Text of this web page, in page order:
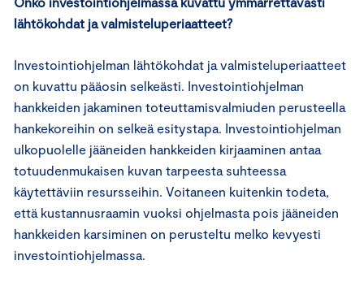
lähtökohdat ja valmisteluperiaatteet?
Investointiohjelman lähtökohdat ja valmisteluperiaatteet
on kuvattu pääosin selkeästi. Investointiohjelman
hankkeiden jakaminen toteuttamisvalmiuden perusteella
hankekoreihin on selkeä esitystapa. Investointiohjelman
ulkopuolelle jääneiden hankkeiden kirjaaminen antaa
totuudenmukaisen kuvan tarpeesta suhteessa
käytettäviin resursseihin. Voitaneen kuitenkin todeta,
että kustannusraamin vuoksi ohjelmasta pois jääneiden
hankkeiden karsiminen on perusteltu melko kevyesti
investointiohjelmassa.